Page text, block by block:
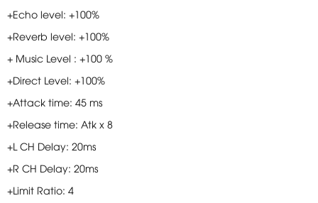
+Echo level: +100%
+Reverb level: +100%
+ Music Level : +100 %
+Direct Level: +100%
+Attack time: 45 ms
+Release time: Atk x 8
+L CH Delay: 20ms
+R CH Delay: 20ms
+Limit Ratio: 4